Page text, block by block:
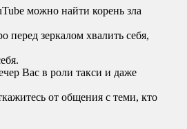
можно найти корень зла
перед зеркалом хвалить себя,
Вас в роли такси и даже
от общения с теми, кто